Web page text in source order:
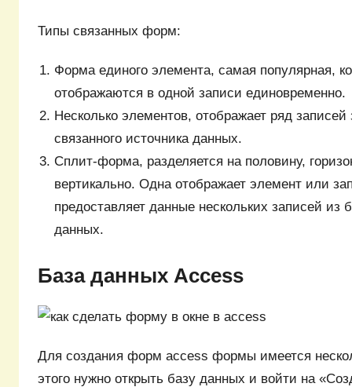
Типы связанных форм:
Форма единого элемента, самая популярная,
отображаются в одной записи единовременно.
Несколько элементов, отображает ряд записей
связанного источника данных.
Сплит-форма, разделяется на половину,
вертикально. Одна отображает элемент или
предоставляет данные нескольких записей из
данных.
База данных Access
Для создания форм access формы имеется
этого нужно открыть базу данных и войти на